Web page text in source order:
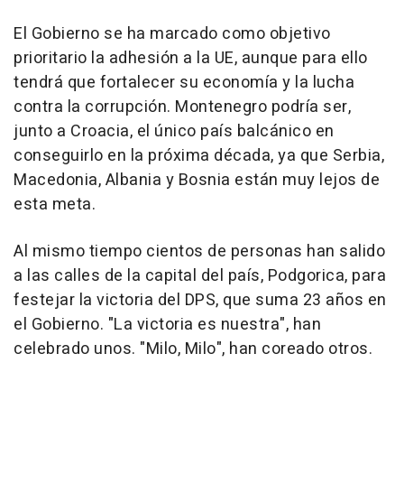
El Gobierno se ha marcado como objetivo
prioritario la adhesión a la UE, aunque para ello
tendrá que fortalecer su economía y la lucha
contra la corrupción. Montenegro podría ser,
junto a Croacia, el único país balcánico en
conseguirlo en la próxima década, ya que Serbia,
Macedonia, Albania y Bosnia están muy lejos de
esta meta.
Al mismo tiempo cientos de personas han salido
a las calles de la capital del país, Podgorica, para
festejar la victoria del DPS, que suma 23 años en
el Gobierno. "La victoria es nuestra", han
celebrado unos. "Milo, Milo", han coreado otros.